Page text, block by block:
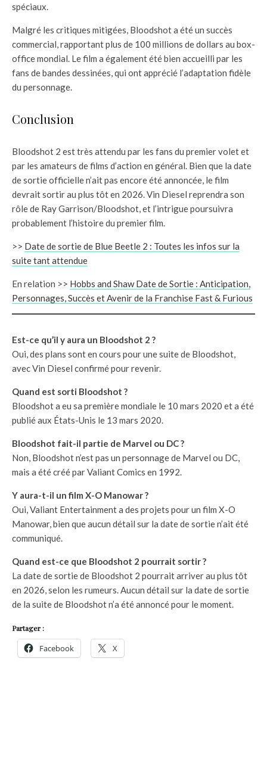
spéciaux.
Malgré les critiques mitigées, Bloodshot a été un succès
commercial, rapportant plus de 100 millions de dollars au box-
office mondial. Le film a également été bien accueilli par les
fans de bandes dessinées, qui ont apprécié l’adaptation fidèle
du personnage.
Conclusion
Bloodshot 2 est très attendu par les fans du premier volet et
par les amateurs de films d’action en général. Bien que la date
de sortie officielle n’ait pas encore été annoncée, le film
devrait sortir au plus tôt en 2026. Vin Diesel reprendra son
rôle de Ray Garrison/Bloodshot, et l’intrigue poursuivra
probablement l’histoire du premier film.
>> Date de sortie de Blue Beetle 2 : Toutes les infos sur la
suite tant attendue
En relation >> Hobbs and Shaw Date de Sortie : Anticipation,
Personnages, Succès et Avenir de la Franchise Fast & Furious
Est-ce qu’il y aura un Bloodshot 2 ?
Oui, des plans sont en cours pour une suite de Bloodshot,
avec Vin Diesel confirmé pour revenir.
Quand est sorti Bloodshot ?
Bloodshot a eu sa première mondiale le 10 mars 2020 et a été
publié aux États-Unis le 13 mars 2020.
Bloodshot fait-il partie de Marvel ou DC ?
Non, Bloodshot n’est pas un personnage de Marvel ou DC,
mais a été créé par Valiant Comics en 1992.
Y aura-t-il un film X-O Manowar ?
Oui, Valiant Entertainment a des projets pour un film X-O
Manowar, bien que aucun détail sur la date de sortie n’ait été
communiqué.
Quand est-ce que Bloodshot 2 pourrait sortir ?
La date de sortie de Bloodshot 2 pourrait arriver au plus tôt
en 2026, selon les rumeurs. Aucun détail sur la date de sortie
de la suite de Bloodshot n’a été annoncé pour le moment.
Partager :
Facebook X